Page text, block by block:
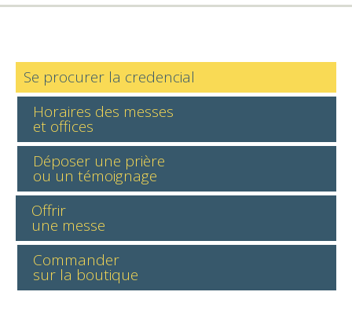
Se procurer la credencial
Horaires des messes
et offices
Déposer une prière
ou un témoignage
Offrir
une messe
Commander
sur la boutique